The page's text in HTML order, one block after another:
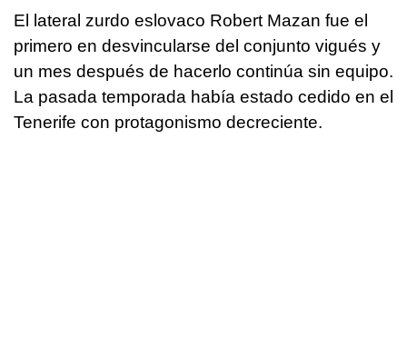
El lateral zurdo eslovaco Robert Mazan fue el
primero en desvincularse del conjunto vigués y
un mes después de hacerlo continúa sin equipo.
La pasada temporada había estado cedido en el
Tenerife con protagonismo decreciente.